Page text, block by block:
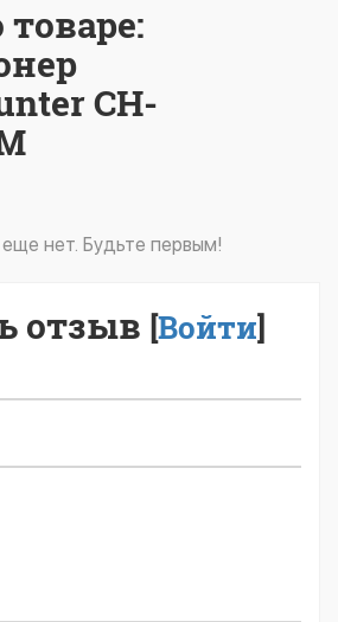
CH-
нет. Будьте первым!
отзыв [Войти]